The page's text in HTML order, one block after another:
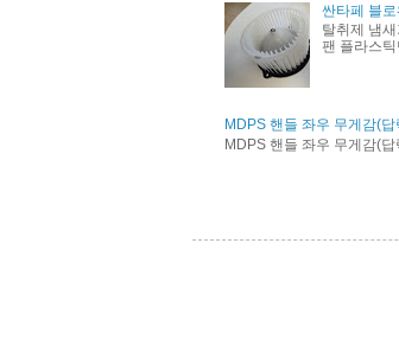
싼타페 블
탈취제 냄
팬 플라스
MDPS 핸들 좌우 무게감(
MDPS 핸들 좌우 무게감(답